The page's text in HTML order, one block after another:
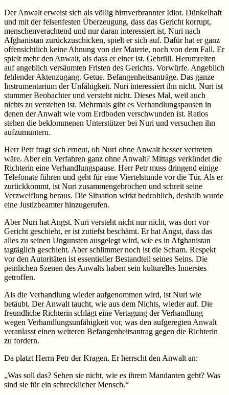
Der Anwalt erweist sich als völlig hirnverbrannter Idiot. Dünkelhaft
und mit der felsenfesten Überzeugung, dass das Gericht korrupt,
menschenverachtend und nur daran interessiert ist, Nuri nach
Afghanistan zurückzuschicken, spielt er sich auf. Dafür hat er ganz
offensichtlich keine Ahnung von der Materie, noch von dem Fall. Er
spielt mehr den Anwalt, als dass er einer ist. Gebrüll. Herumreiten
auf angeblich versäumten Fristen des Gerichts. Vorwürfe. Angeblich
fehlender Aktenzugang. Getue. Befangenheitsanträge. Das ganze
Instrumentarium der Unfähigkeit. Nuri interessiert ihn nicht. Nuri ist
stummer Beobachter und versteht nicht. Dieses Mal, weil auch
nichts zu verstehen ist. Mehrmals gibt es Verhandlungspausen in
denen der Anwalt wie vom Erdboden verschwunden ist. Ratlos
stehen die beklommenen Unterstützer bei Nuri und versuchen ihn
aufzumuntern.
Herr Petr fragt sich erneut, ob Nuri ohne Anwalt besser vertreten
wäre. Aber ein Verfahren ganz ohne Anwalt? Mittags verkündet die
Richterin eine Verhandlungspause. Herr Petr muss dringend einige
Telefonate führen und geht für eine Viertelstunde vor die Tür. Als er
zurückkommt, ist Nuri zusammengebrochen und schreit seine
Verzweiflung heraus. Die Situation wirkt bedrohlich, deshalb wurde
eine Justizbeamter hinzugerufen.
Aber Nuri hat Angst. Nuri versteht nicht nur nicht, was dort vor
Gericht geschieht, er ist zutiefst beschämt. Er hat Angst, dass das
alles zu seinen Ungunsten ausgelegt wird, wie es in Afghanistan
tagtäglich geschieht. Aber schlimmer noch ist die Scham. Respekt
vor den Autoritäten ist essentieller Bestandteil seines Seins. Die
peinlichen Szenen des Anwalts haben sein kulturelles Innerstes
getroffen.
Als die Verhandlung wieder aufgenommen wird, ist Nuri wie
betäubt. Der Anwalt taucht, wie aus dem Nichts, wieder auf. Die
freundliche Richterin schlägt eine Vertagung der Verhandlung
wegen Verhandlungsunfähigkeit vor, was den aufgeregten Anwalt
veranlasst einen weiteren Befangenheitsantrag gegen die Richterin
zu fordern.
Da platzt Herrn Petr der Kragen. Er herrscht den Anwalt an:
„Was soll das? Sehen sie nicht, wie es ihrem Mandanten geht? Was
sind sie für ein schrecklicher Mensch.“